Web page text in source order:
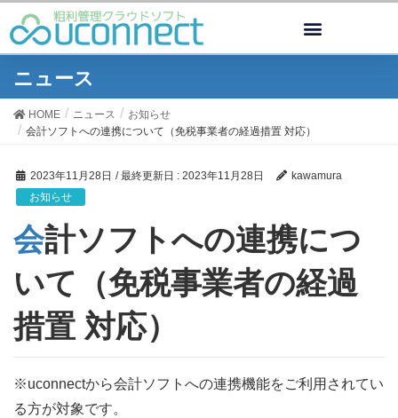
ニュース
HOME ニュース
お知らせ
会計ソフトへの連携について（免税事業者の経過措置 対応）
2023年11月28日 / 最終更新日 : 2023年11月28日
kawamura
お知らせ
会計ソフトへの連携につ
いて（免税事業者の経過
措置 対応）
※uconnectから会計ソフトへの連携機能をご利用されてい
る方が対象です。